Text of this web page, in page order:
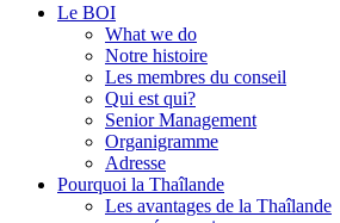
Le BOI
What we do
Notre histoire
Les membres du conseil
Qui est qui?
Senior Management
Organigramme
Adresse
Pourquoi la Thaîlande
Les avantages de la Thaîlande